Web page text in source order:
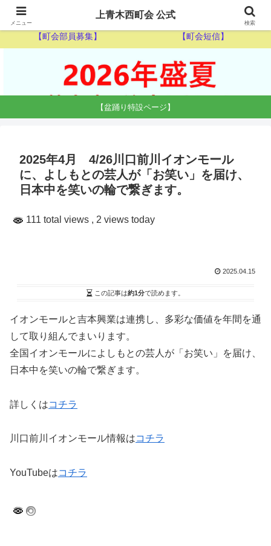
【ゴミ収集カレンダー】 【休日当番医】
【町会部員募集】 【町会短信】
【盆踊り特設ページ】
2025年4月 4/26川口前川イオンモール
に、よしもとの芸人が「お笑い」を届け、
日本中を笑いの輪で繋ぎます。
111 total views , 2 views today
2025.04.15
この記事は約1分で読めます。
イオンモールと吉本興業は連携し、多彩な価値を年間を通
して取り組んでまいります。
全国イオンモールによしもとの芸人が「お笑い」を届け、
日本中を笑いの輪で繋ぎます。
詳しくはコチラ
川口前川イオンモール情報はコチラ
YouTubeはコチラ
メニュー
上青木西町会 公式
検索